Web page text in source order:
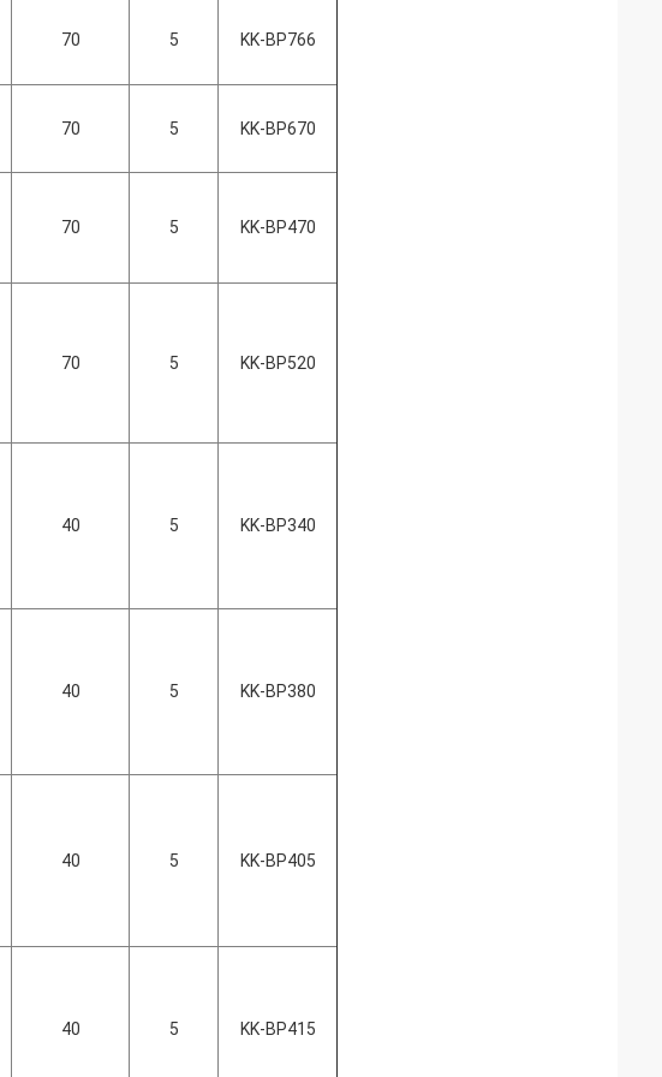
70 5 KK-BP766
70 5 KK-BP670
70 5 KK-BP470
70 5 KK-BP520
40 5 KK-BP340
40 5 KK-BP380
40 5 KK-BP405
40 5 KK-BP415